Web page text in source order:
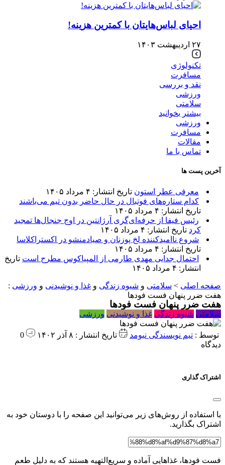
احیای لباس‌هایتان با کمترین هزینه!
۲۷ اردیبهشت ۱۴۰۳
تکنولوژی
مسافرت
نقد و بررسی
ورزشی
سلامتی
بیشتر بخوانید
ورزشی
مسافرت
مقالات
تماس با ما
آخرین پست ها
معرفی عطر استون تاریخ انتشار: ۴ مرداد ۱۴۰۵
کدام ستاره‌های فوتبال در حال حاضر بدون تیم می‌باشند
تاریخ انتشار: ۴ مرداد ۱۴۰۵
رئیس فیفا از حرفه‌ای‌گری آرژانتین در اوج جنجال‌ها تمجید
کرد تاریخ انتشار: ۴ مرداد ۱۴۰۵
شروع ناامیدکننده لخ پوزنان و صیادمنشو در اکستراکلاسا
تاریخ انتشار: ۴ مرداد ۱۴۰۵
احتمال جدایی مهدی طارمی از المپیاکوس مطرح است تاریخ
انتشار: ۴ مرداد ۱۴۰۵
صفحه اصلی > سلامتی و شیوه زندگی و غذا و نوشیدنی و ورزشی :
هفت ضرر پنهان فست فودها
هفت ضرر پنهان فست فودها
سلامتی شیوه زندگی غذا و نوشیدنی ورزشی
توسط : تیم نویسندگی نیومد تاریخ انتشار : ۸ آذر ۱۴۰۲
0
دیدگاه
اشتراک گذاری
با استفاده از روش‌های زیر می‌توانید این صفحه را با دوستان خود به
اشتراک بگذارید.
فست فودها، غذاهایی آماده و سریع‌التهیه هستند که به دلیل طعم